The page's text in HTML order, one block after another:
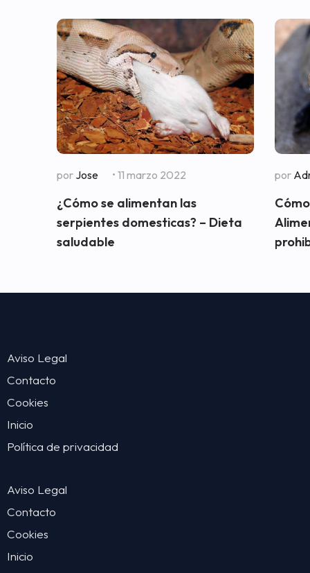
por Jose • 11 marzo 2022
¿Cómo se alimentan las
serpientes domesticas? – Dieta
saludable
por
Aviso Legal
Contacto
Cookies
Inicio
Política de privacidad
Aviso Legal
Contacto
Cookies
Inicio